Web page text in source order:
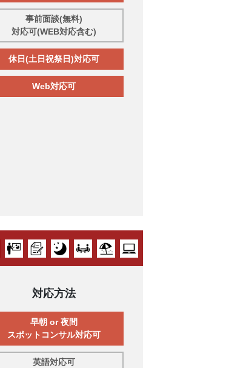
事前面談(無料)
対応可(WEB対応含む)
休日(土日祝祭日)対応可
Web対応可
対応方法
早朝 or 夜間
スポットコンサル対応可
英語対応可